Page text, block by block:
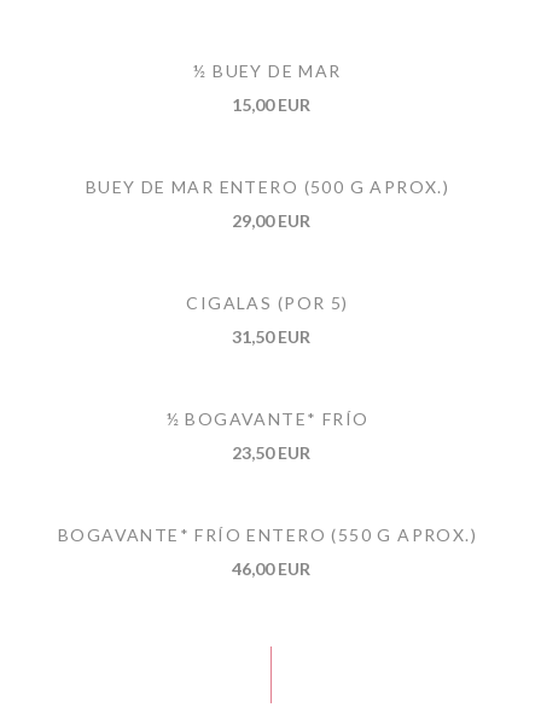
½ BUEY DE MAR
15,00 EUR
BUEY DE MAR ENTERO (500 G APROX.)
29,00 EUR
CIGALAS (POR 5)
31,50 EUR
½ BOGAVANTE* FRÍO
23,50 EUR
BOGAVANTE* FRÍO ENTERO (550 G APROX.)
46,00 EUR